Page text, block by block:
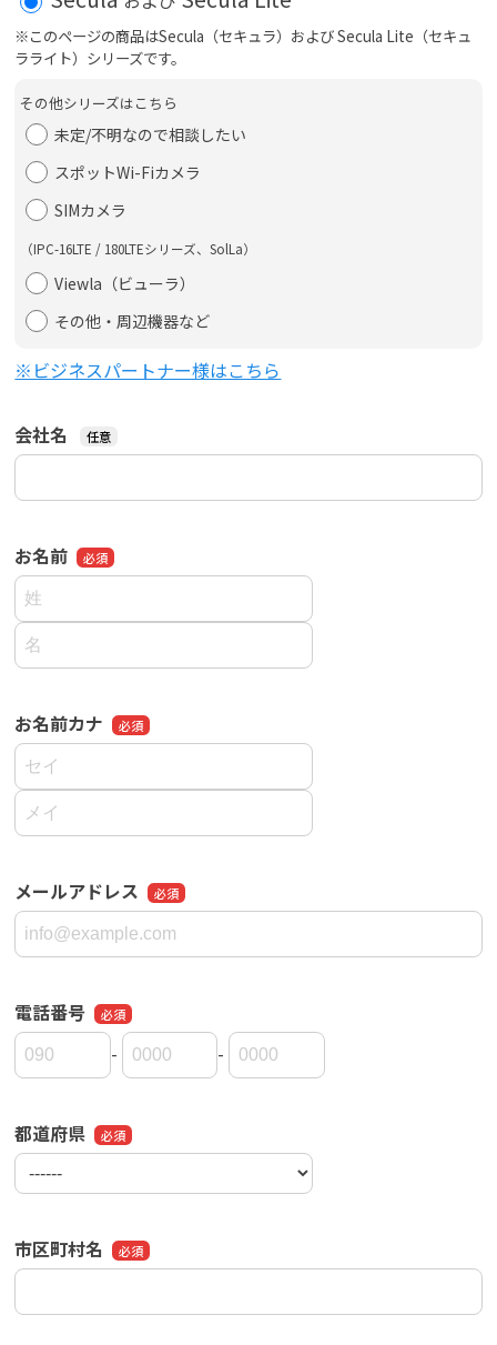
※このページの商品はSecula（セキュラ）および Secula Lite（セキュ
ラライト）シリーズです。
その他シリーズはこちら
未定/不明なので相談したい
スポットWi-Fiカメラ
SIMカメラ
（IPC-16LTE / 180LTEシリーズ、SolLa）
Viewla（ビューラ）
その他・周辺機器など
※ビジネスパートナー様はこちら
会社名
お名前
お名前カナ
メールアドレス
電話番号
-
-
都道府県
市区町村名